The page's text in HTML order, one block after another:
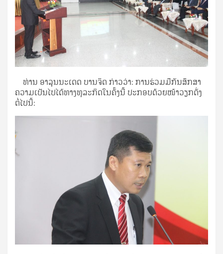
ທ່ານ ອາລຸນນະເດດ ບານຈິດ ກ່າວວ່າ: ການຮ່ວມມືກັນສຶກສາ
ຄວາມເປັນໄປໄດ້ທາງທຸລະກິດໃນຄັ້ງນີ້ ປະກອບດ້ວຍໜ້າວຽກດັ່ງ
ຕໍ່ໄປນີ້: